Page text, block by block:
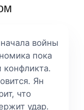
войны
пока
конфликта.
Ян
что
удар.